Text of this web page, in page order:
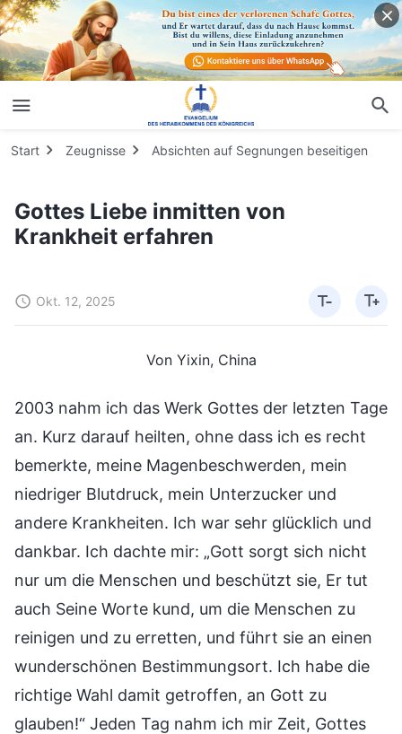
Start Zeugnisse Absichten auf Segnungen beseitigen
Gottes Liebe inmitten von
Krankheit erfahren
Okt. 12, 2025
Von Yixin, China
2003 nahm ich das Werk Gottes der letzten Tage
an. Kurz darauf heilten, ohne dass ich es recht
bemerkte, meine Magenbeschwerden, mein
niedriger Blutdruck, mein Unterzucker und
andere Krankheiten. Ich war sehr glücklich und
dankbar. Ich dachte mir: „Gott sorgt sich nicht
nur um die Menschen und beschützt sie, Er tut
auch Seine Worte kund, um die Menschen zu
reinigen und zu erretten, und führt sie an einen
wunderschönen Bestimmungsort. Ich habe die
richtige Wahl damit getroffen, an Gott zu
glauben!“ Jeden Tag nahm ich mir Zeit, Gottes